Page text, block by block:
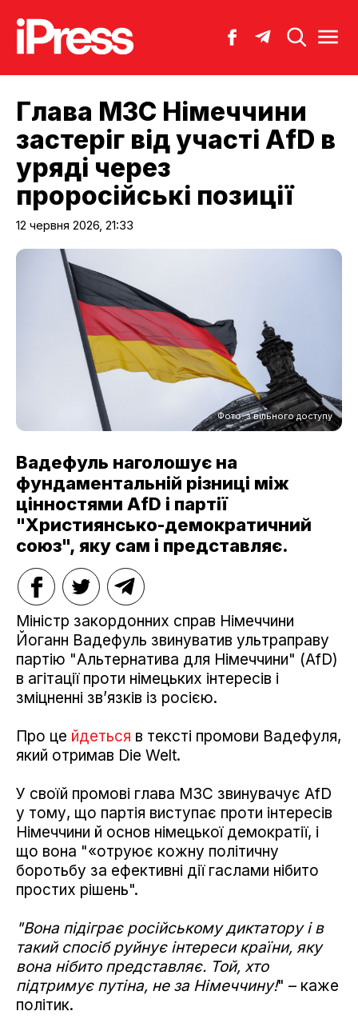
Глава МЗС Німеччини
застеріг від участі AfD в
уряді через
проросійські позиції
12 червня 2026, 21:33
Фото: з вільного доступу
Вадефуль наголошує на
фундаментальній різниці між
цінностями AfD і партії
"Християнсько-демократичний
союз", яку сам і представляє.
Міністр закордонних справ Німеччини
Йоганн Вадефуль звинуватив ультраправу
партію "Альтернатива для Німеччини" (AfD)
в агітації проти німецьких інтересів і
зміцненні зв’язків із росією.
Про це йдеться в тексті промови Вадефуля,
який отримав Die Welt.
У своїй промові глава МЗС звинувачує AfD
у тому, що партія виступає проти інтересів
Німеччини й основ німецької демократії, і
що вона "«отруює кожну політичну
боротьбу за ефективні дії гаслами нібито
простих рішень".
"Вона підіграє російському диктатору і в
такий спосіб руйнує інтереси країни, яку
вона нібито представляє. Той, хто
підтримує путіна, не за Німеччину!" – каже
політик.